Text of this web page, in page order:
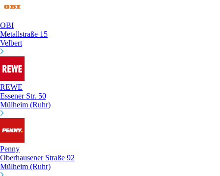
OBI
Metallstraße 15
Velbert
REWE
Essener Str. 50
Mülheim (Ruhr)
Penny
Oberhausener Straße 92
Mülheim (Ruhr)